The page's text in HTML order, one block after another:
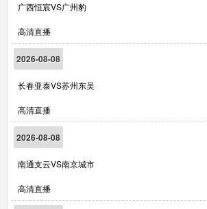
广西恒宸VS广州豹
高清直播
2026-08-08
长春亚泰VS苏州东吴
高清直播
2026-08-08
南通支云VS南京城市
高清直播